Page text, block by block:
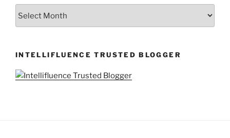
INTELLIFLUENCE TRUSTED BLOGGER